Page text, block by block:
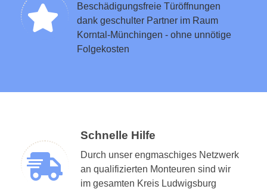
Beschädigungsfreie Türöffnungen
dank geschulter Partner im Raum
Korntal-Münchingen - ohne unnötige
Folgekosten
Schnelle Hilfe
Durch unser engmaschiges Netzwerk
an qualifizierten Monteuren sind wir
im gesamten Kreis Ludwigsburg